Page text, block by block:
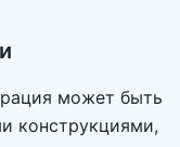
может быть
конструкциями,